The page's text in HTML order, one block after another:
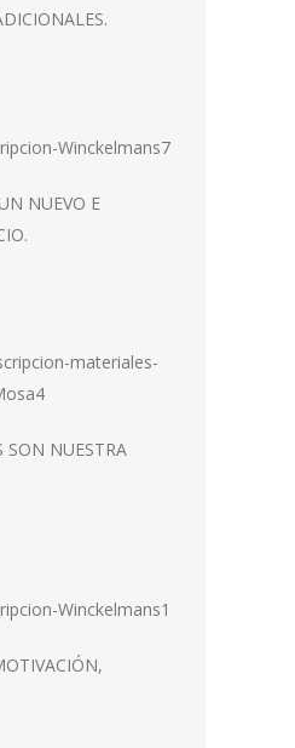
NUEVO E
SON NUESTRA